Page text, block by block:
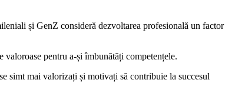
și GenZ consideră dezvoltarea profesională un factor
pentru a-și îmbunătăți competențele.
simt mai valorizați și motivați să contribuie la succesul